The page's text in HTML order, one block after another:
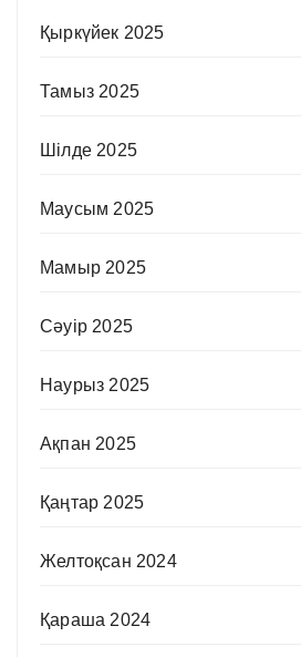
Қыркүйек 2025
Тамыз 2025
Шілде 2025
Маусым 2025
Мамыр 2025
Сәуір 2025
Наурыз 2025
Ақпан 2025
Қаңтар 2025
Желтоқсан 2024
Қараша 2024